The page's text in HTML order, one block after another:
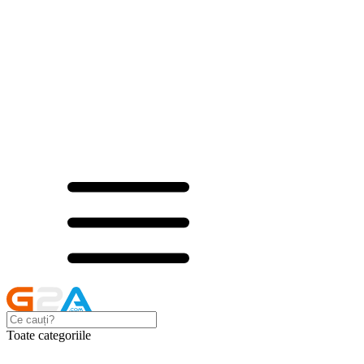
Toate categoriile